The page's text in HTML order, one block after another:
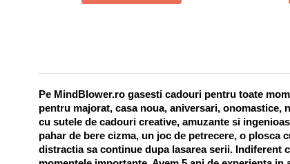
Pe MindBlower.ro gasesti cadouri pentru toate
pentru majorat, casa noua, aniversari, onomastice,
cu sutele de cadouri creative, amuzante si
pahar de bere cizma, un joc de petrecere, o
distractia sa continue dupa lasarea serii. Indiferent